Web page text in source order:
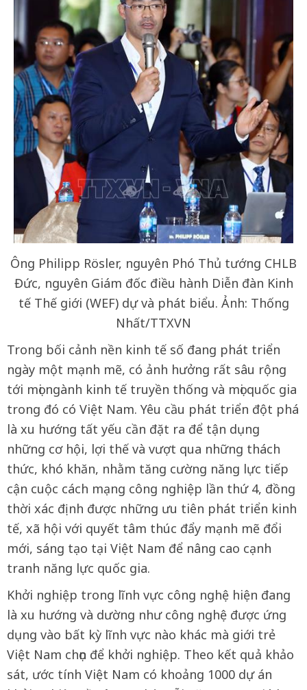
Ông Philipp Rösler, nguyên Phó Thủ tướng CHLB
Đức, nguyên Giám đốc điều hành Diễn đàn Kinh
tế Thế giới (WEF) dự và phát biểu. Ảnh: Thống
Nhất/TTXVN
Trong bối cảnh nền kinh tế số đang phát triển
ngày một mạnh mẽ, có ảnh hưởng rất sâu rộng
tới mọi ngành kinh tế truyền thống và mọi quốc gia
trong đó có Việt Nam. Yêu cầu phát triển đột phá
là xu hướng tất yếu cần đặt ra để tận dụng
những cơ hội, lợi thế và vượt qua những thách
thức, khó khăn, nhằm tăng cường năng lực tiếp
cận cuộc cách mạng công nghiệp lần thứ 4, đồng
thời xác định được những ưu tiên phát triển kinh
tế, xã hội với quyết tâm thúc đẩy mạnh mẽ đổi
mới, sáng tạo tại Việt Nam để nâng cao cạnh
tranh năng lực quốc gia.
Khởi nghiệp trong lĩnh vực công nghệ hiện đang
là xu hướng và dường như công nghệ được ứng
dụng vào bất kỳ lĩnh vực nào khác mà giới trẻ
Việt Nam chọn để khởi nghiệp. Theo kết quả khảo
sát, ước tính Việt Nam có khoảng 1000 dự án